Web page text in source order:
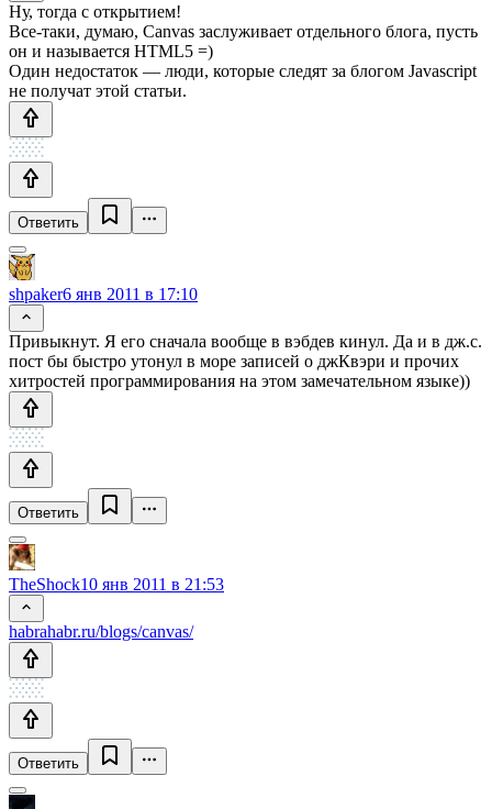
Ну, тогда с открытием!
Все-таки, думаю, Canvas заслуживает отдельного блога, пусть
он и называется HTML5 =)
Один недостаток — люди, которые следят за блогом Javascript
не получат этой статьи.
Ответить
shpaker6 янв 2011 в 17:10
Привыкнут. Я его сначала вообще в вэбдев кинул. Да и в дж.с.
пост бы быстро утонул в море записей о джКвэри и прочих
хитростей программирования на этом замечательном языке))
Ответить
TheShock10 янв 2011 в 21:53
habrahabr.ru/blogs/canvas/
Ответить